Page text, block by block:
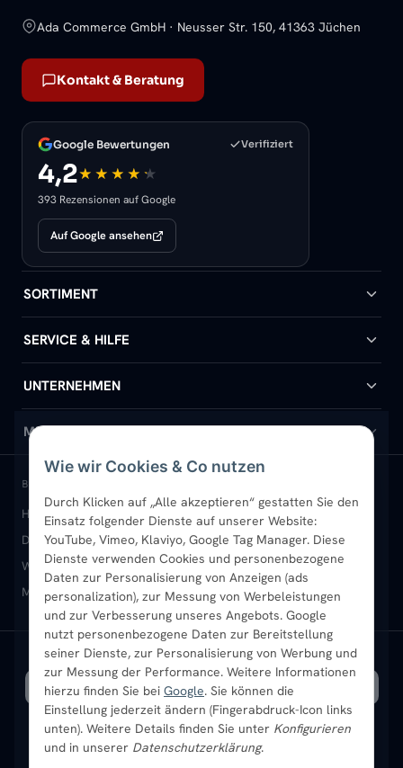
Wie wir Cookies & Co nutzen
Durch Klicken auf „Alle akzeptieren“ gestatten Sie den
Einsatz folgender Dienste auf unserer Website:
YouTube, Vimeo, Klaviyo, Google Tag Manager. Diese
Dienste verwenden Cookies und personenbezogene
Daten zur Personalisierung von Anzeigen (ads
personalization), zur Messung von Werbeleistungen
und zur Verbesserung unseres Angebots. Google
nutzt personenbezogene Daten zur Bereitstellung
seiner Dienste, zur Personalisierung von Werbung und
zur Messung der Performance. Weitere Informationen
hierzu finden Sie bei Google. Sie können die
Einstellung jederzeit ändern (Fingerabdruck-Icon links
unten). Weitere Details finden Sie unter Konfigurieren
und in unserer Datenschutzerklärung.
Ada Commerce GmbH · Neusser Str. 150, 41363 Jüchen
Kontakt & Beratung
Google Bewertungen Verifiziert
4,2
393 Rezensionen auf Google
Auf Google ansehen
SORTIMENT
Badheizkörper
Handtuchheizkörper
Design-Heizkörper
Paneelheizkörper
Vertikal-Heizkörper
Heizkörper-Zubehör
SERVICE & HILFE
Hilfe & Kontakt
Versand & Lieferung
Rückgabe & Widerruf
Garantie & Gewährleistung
Montageservice vor Ort
Sendung verfolgen
UNTERNEHMEN
Wir über uns
Standort & Abholung Jüchen
B2B-Kunden
Karriere
Ratgeber
Bestpreisgarantie
MEIN KONTO
Anmelden / Mein Konto
Merkliste
Newsletter
Aktuelle Angebote
BELIEBTE KATEGORIEN
Heizkörper kaufen Badheizkörper
Handtuchheizkörper
Design-HeizkörperPaneelheizkörperVertikal-Heizkörper
Wandheizkörper Wohnraum-Heizkörper Badheizkörper Schwarz
Mischbetrieb-HeizkörperHeizkörper-ZubehörAktuelle Angebote
SICHERE ZAHLUNG VERSAND MIT